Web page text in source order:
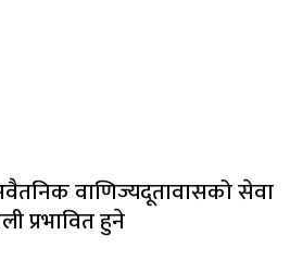
वाणिज्यदूतावासको सेवा
प्रभावित हुने